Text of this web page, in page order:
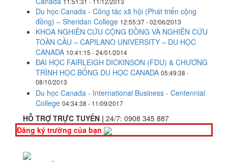
Du học Canada - Công tác xã hội (Phát triển cộng
đồng) – Sheridan College 12:55:37 - 02/06/2013
KHOA NGHIÊN CỨU CỘNG ĐỒNG VÀ NGHIÊN CỨU
TOÀN CẦU – CAPILANO UNIVERSITY – DU HỌC
CANADA 10:41:15 - 24/01/2014
ĐẠI HỌC FAIRLEIGH DICKINSON (FDU) & CHƯƠNG
TRÌNH HỌC BỔNG DU HỌC CANADA 05:49:38 -
08/10/2013
Du học Canada - International Business - Centennial
College 04:34:38 - 11/09/2017
HỖ TRỢ TRỰC TUYẾN | 24/7: 0908 345 887
Đăng ký trường của bạn